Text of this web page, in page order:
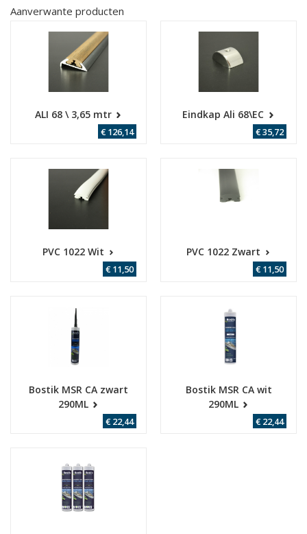
Aanverwante producten
€ 126,14
ALI 68 \ 3,65 mtr
€ 35,72
Eindkap Ali 68\EC
€ 11,50
PVC 1022 Wit
€ 11,50
PVC 1022 Zwart
€ 22,44
Bostik MSR CA zwart
290ML
€ 22,44
Bostik MSR CA wit
290ML